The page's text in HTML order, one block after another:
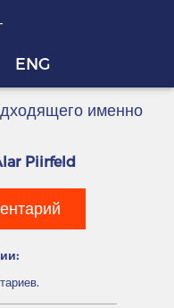
ENG
именно
Piirfeld